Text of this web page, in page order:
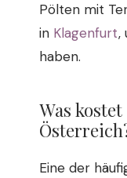
Pölten mit
in Klagenfurt,
haben.
Was
Eine der